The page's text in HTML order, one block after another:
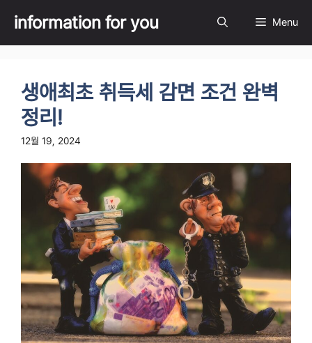
content
information for you Menu
생애최초 취득세 감면 조건 완벽
정리!
12월 19, 2024